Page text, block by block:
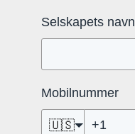
Selskapets navn
Mobilnummer
🇺🇸